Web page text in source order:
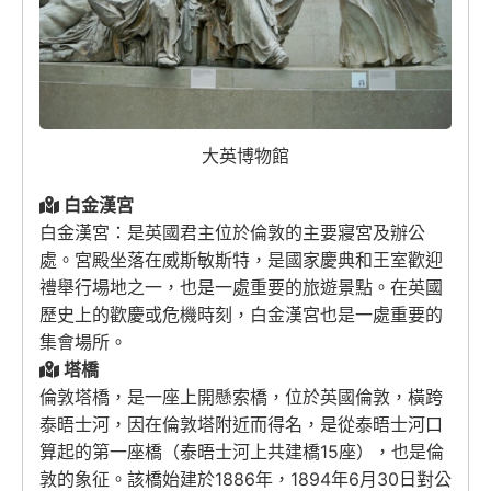
大英博物館
白金漢宮
白金漢宮：是英國君主位於倫敦的主要寢宮及辦公
處。宮殿坐落在威斯敏斯特，是國家慶典和王室歡迎
禮舉行場地之一，也是一處重要的旅遊景點。在英國
歷史上的歡慶或危機時刻，白金漢宮也是一處重要的
集會場所。
塔橋
倫敦塔橋，是一座上開懸索橋，位於英國倫敦，橫跨
泰晤士河，因在倫敦塔附近而得名，是從泰晤士河口
算起的第一座橋（泰晤士河上共建橋15座），也是倫
敦的象征。該橋始建於1886年，1894年6月30日對公